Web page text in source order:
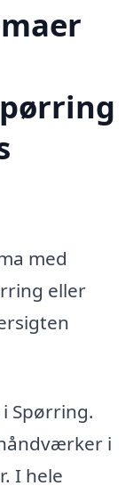
med
eller
Spørring.
i
I hele